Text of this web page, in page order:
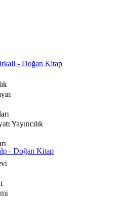
Yayıncılık
- Doğan Kitap